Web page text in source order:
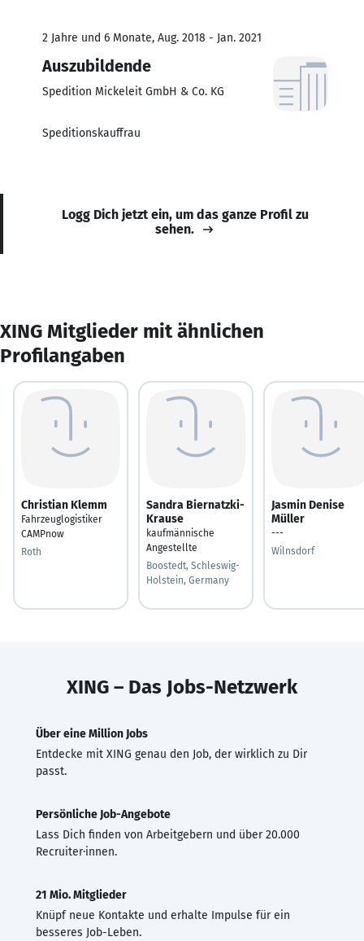
2 Jahre und 6 Monate, Aug. 2018 - Jan. 2021
Auszubildende
Spedition Mickeleit GmbH & Co. KG
Speditionskauffrau
Logg Dich jetzt ein, um das ganze Profil zu
sehen.
XING Mitglieder mit ähnlichen
Profilangaben
Christian Klemm
Fahrzeuglogistiker
CAMPnow
Roth
Sandra Biernatzki-
Krause
kaufmännische
Angestellte
Boostedt, Schleswig-
Holstein, Germany
Jasmin Denise
Müller
---
Wilnsdorf
XING – Das Jobs-Netzwerk
Über eine Million Jobs
Entdecke mit XING genau den Job, der wirklich zu Dir
passt.
Persönliche Job-Angebote
Lass Dich finden von Arbeitgebern und über 20.000
Recruiter·innen.
21 Mio. Mitglieder
Knüpf neue Kontakte und erhalte Impulse für ein
besseres Job-Leben.